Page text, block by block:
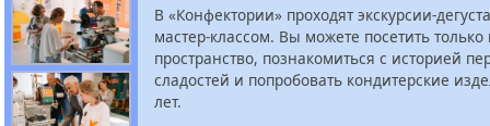
В «Конфектории» проходят экскурсии-
мастер-классом. Вы можете посетить
пространство, познакомиться с историей
сладостей и попробовать кондитерские
лет.